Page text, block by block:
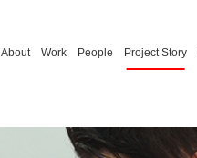
About Work People Project Story